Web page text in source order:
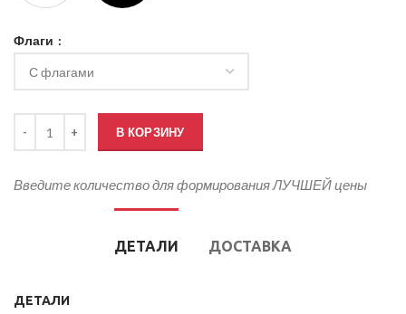
Флаги
В КОРЗИНУ
Введите количество для формирования ЛУЧШЕЙ цены
ДЕТАЛИ ДОСТАВКА
ДЕТАЛИ